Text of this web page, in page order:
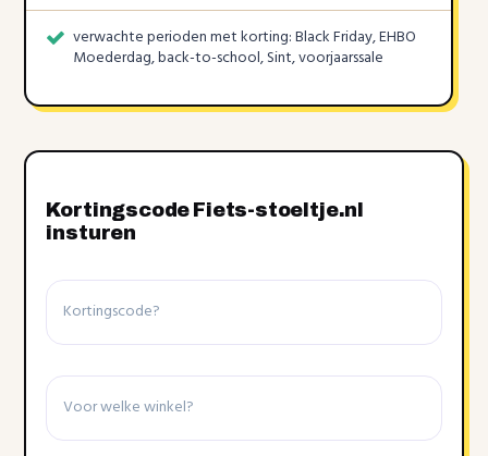
verwachte perioden met korting: Black Friday, EHBO
Moederdag, back-to-school, Sint, voorjaarssale
Kortingscode Fiets-stoeltje.nl
insturen
Kortingscode
Winkel